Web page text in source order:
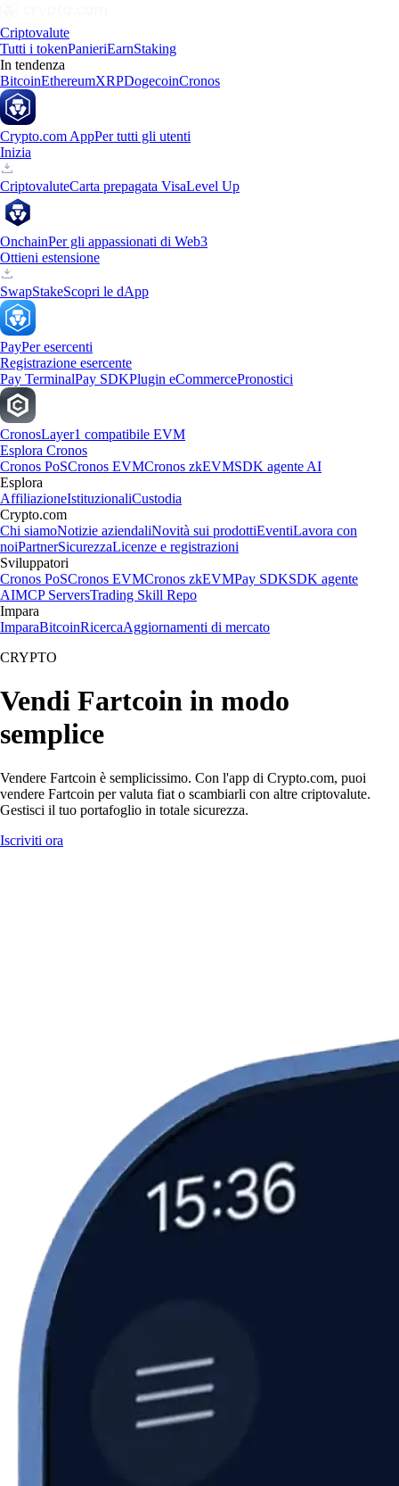
Criptovalute
Tutti i tokenPanieriEarnStaking
In tendenza
BitcoinEthereumXRPDogecoinCronos
Crypto.com AppPer tutti gli utenti
Inizia
CriptovaluteCarta prepagata VisaLevel Up
OnchainPer gli appassionati di Web3
Ottieni estensione
SwapStakeScopri le dApp
PayPer esercenti
Registrazione esercente
Pay TerminalPay SDKPlugin eCommercePronostici
CronosLayer1 compatibile EVM
Esplora Cronos
Cronos PoSCronos EVMCronos zkEVMSDK agente AI
Esplora
AffiliazioneIstituzionaliCustodia
Crypto.com
Chi siamoNotizie aziendaliNovità sui prodottiEventiLavora con
noiPartnerSicurezzaLicenze e registrazioni
Sviluppatori
Cronos PoSCronos EVMCronos zkEVMPay SDKSDK agente
AIMCP ServersTrading Skill Repo
Impara
ImparaBitcoinRicercaAggiornamenti di mercato
CRYPTO
Vendi Fartcoin in modo
semplice
Vendere Fartcoin è semplicissimo. Con l'app di Crypto.com, puoi
vendere Fartcoin per valuta fiat o scambiarli con altre criptovalute.
Gestisci il tuo portafoglio in totale sicurezza.
Iscriviti ora